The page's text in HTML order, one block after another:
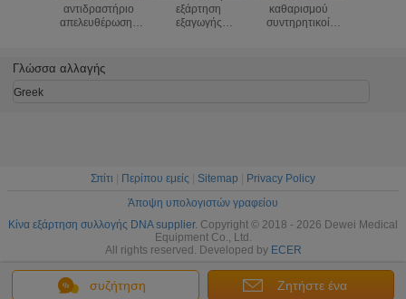
αντιδραστήριο
απελευθέρωσης
σε 5 δευτερόλεπτα
στην άμεση PCR
εξάρτηση
εξαγωγής
καθαρισμού
συντηρητικοί
συζήτηση Ζητήστε ένα
Γλώσσα αλλαγής
Greek
Σπίτι Περίπου εμείς Sitemap
Privacy Policy
Άποψη υπολογιστών γραφείου
Κίνα εξάρτηση συλλογής DNA supplier. Copyright © 2018 - 2026 Dewei Medical
Equipment Co., Ltd.
All rights reserved. Developed by ECER